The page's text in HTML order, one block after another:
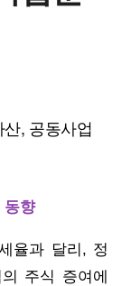
, 공동사업
동향
율과 달리, 정
주식 증여에